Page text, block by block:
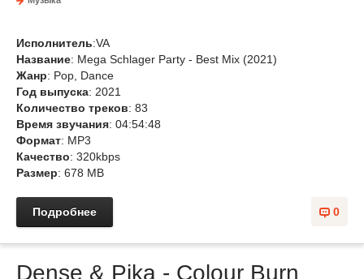
Исполнитель:VA
Название: Mega Schlager Party - Best Mix (2021)
Жанр: Pop, Dance
Год выпуска: 2021
Количество треков: 83
Время звучания: 04:54:48
Формат: MP3
Качество: 320kbps
Размер: 678 MB
0
Подробнее
Dense & Pika - Colour Burn